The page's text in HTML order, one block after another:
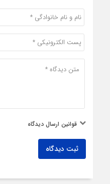
قوانین ارسال دیدگاه
ثبت دیدگاه